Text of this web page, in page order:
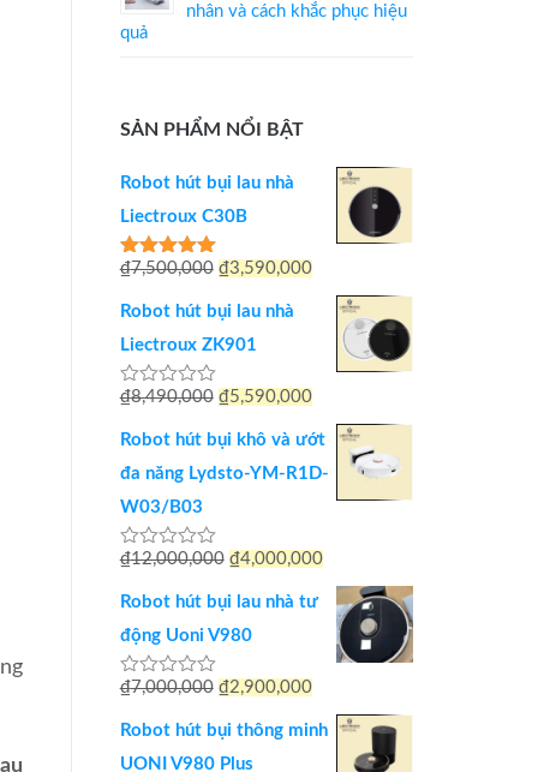
nhân và cách khắc phục hiệu
quả
SẢN PHẨM NỔI BẬT
Robot hút bụi lau nhà
Liectroux C30B
Được xếp
5 sao
₫7,500,000 Giá
gốc
là:
₫3,590,000Giá
hiện
₫3,590,000.
Robot hút bụi lau nhà
Liectroux ZK901
Được
hạng
5
₫8,490,000 Giá
gốc
là:
₫5,590,000Giá
hiện
tại
Robot hút bụi khô và ướt
đa năng Lydsto-YM-R1D-
W03/B03
Được
hạng
5
sao
₫12,000,000 Giá
gốc
là:
₫12,000,000.
₫4,000,000Giá
hiện
tại
là:
Robot hút bụi lau nhà tư
động Uoni V980
Được
hạng
5
₫7,000,000 Giá
gốc
là:
₫2,900,000Giá
hiện
Robot hút bụi thông minh
UONI V980 Plus